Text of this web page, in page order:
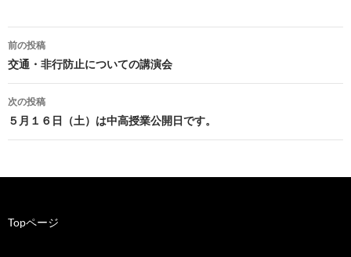
投
稿
ナ
ゲ
シ
前の投稿
交通・非行防止についての講演会
次の投稿
５月１６日（土）は中高授業公開日です。
Topページ